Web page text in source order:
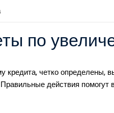
по
четко определены,
действия